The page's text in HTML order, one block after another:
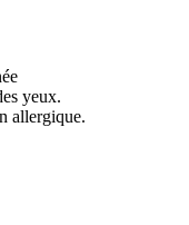
yeux.
allergique.